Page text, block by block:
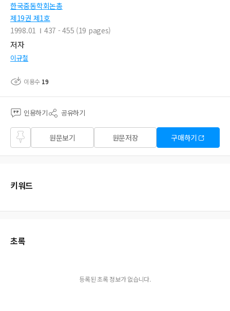
한국중동학회논총
제19권 제1호
1998.01
437 - 455 (19 pages)
저자
이규철
이용수 19
인용하기 공유하기
즐겨
찾기
원문보기 원문저장 구매하기
키워드
초록
등록된 초록 정보가 없습니다.